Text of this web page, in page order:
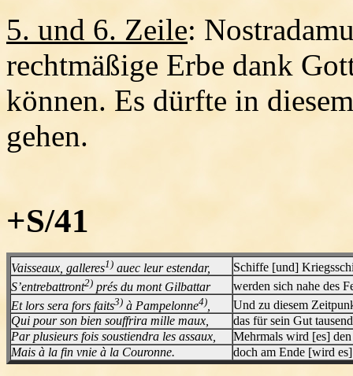
5. und 6. Zeile:
rechtmäßige Erbe dank
können. Es dürfte in
gehen.
+S/41
Vaisseaux, galleres1) auec leur estendar,
Schiffe [und]
S’entrebattront2) prés du mont Gilbattar
werden sich nahe des
Et lors sera fors faits3) à Pampelonne4)
Und zu diesem
Qui pour son bien souffrira mille maux,
das für sein Gut
Par plusieurs fois soustiendra les assaux,
Mehrmals wird [es]
Mais à la fin vnie à la Couronne.
doch am Ende [wird